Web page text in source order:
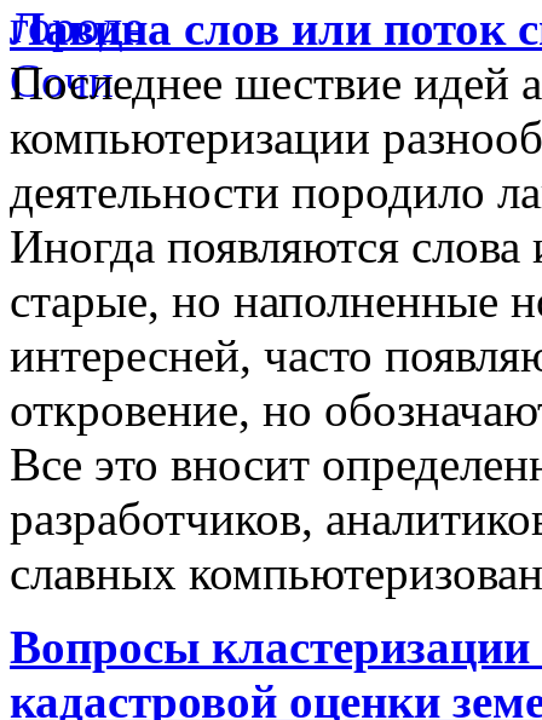
Лавина слов или поток
Последнее шествие идей
компьютеризации
деятельности породило
Иногда появляются
старые, но наполненные
интересней, часто
откровение, но
Все это вносит
разработчиков,
славных
Вопросы кластеризации
кадастровой оценки